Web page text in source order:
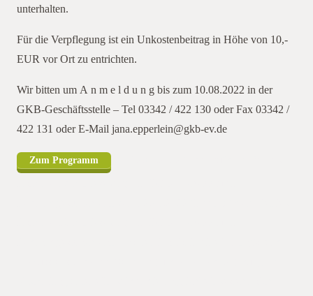
unterhalten.
Für die Verpflegung ist ein Unkostenbeitrag in Höhe von 10,-
EUR vor Ort zu entrichten.
Wir bitten um A n m e l d u n g bis zum 10.08.2022 in der
GKB-Geschäftsstelle – Tel 03342 / 422 130 oder Fax 03342 /
422 131 oder E-Mail jana.epperlein@gkb-ev.de
Zum Programm